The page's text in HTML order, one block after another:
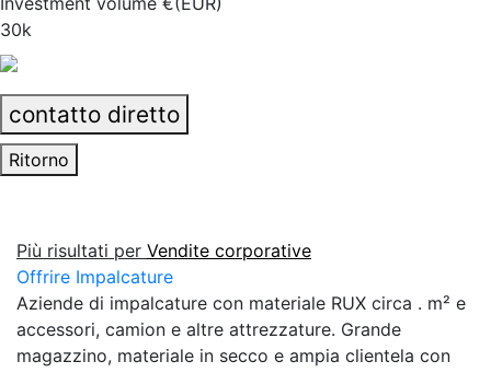
30k
contatto diretto
Ritorno
Più risultati per Vendite corporative
Offrire Impalcature
Aziende di impalcature con materiale RUX circa . m² e
accessori, camion e altre attrezzature. Grande
magazzino, materiale in secco e ampia clientela con